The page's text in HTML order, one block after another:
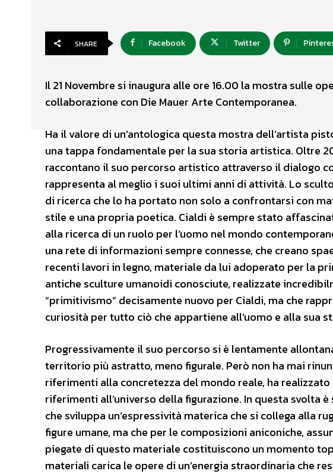
SHARE Facebook Twitter
Il 21 Novembre si inaugura alle ore 16.00 la mostra sulle
collaborazione con Die Mauer Arte Contemporanea.
Ha il valore di un’antologica questa mostra dell’artista
una tappa fondamentale per la sua storia artistica. Oltre
raccontano il suo percorso artistico attraverso il dialogo
rappresenta al meglio i suoi ultimi anni di attività. Lo
di ricerca che lo ha portato non solo a confrontarsi con
stile e una propria poetica. Cialdi è sempre stato
alla ricerca di un ruolo per l’uomo nel mondo
una rete di informazioni sempre connesse, che creano
recenti lavori in legno, materiale da lui adoperato per la
antiche sculture umanoidi conosciute, realizzate
“primitivismo” decisamente nuovo per Cialdi, ma che
curiosità per tutto ciò che appartiene all’uomo e alla sua
Progressivamente il suo percorso si è lentamente
territorio più astratto, meno figurale. Però non ha mai
riferimenti alla concretezza del mondo reale, ha
riferimenti all’universo della figurazione. In questa svolta
che sviluppa un’espressività materica che si collega alla
figure umane, ma che per le composizioni aniconiche,
piegate di questo materiale costituiscono un momento
materiali carica le opere di un’energia straordinaria che